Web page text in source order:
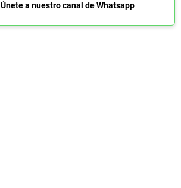
Únete a nuestro canal de Whatsapp